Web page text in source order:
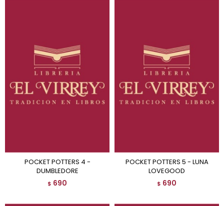
POCKET POTTERS 4 -
DUMBLEDORE
$ 690
POCKET POTTERS 5 - LUNA
LOVEGOOD
$ 690